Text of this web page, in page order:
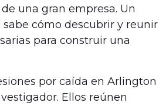
una gran empresa. Un
cómo descubrir y reunir
para construir una
por caída en Arlington
Ellos reúnen